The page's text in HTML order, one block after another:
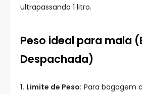
ultrapassando 1 litro.
Peso ideal para mala
Despachada)
1. Limite de Peso: Para bagagem